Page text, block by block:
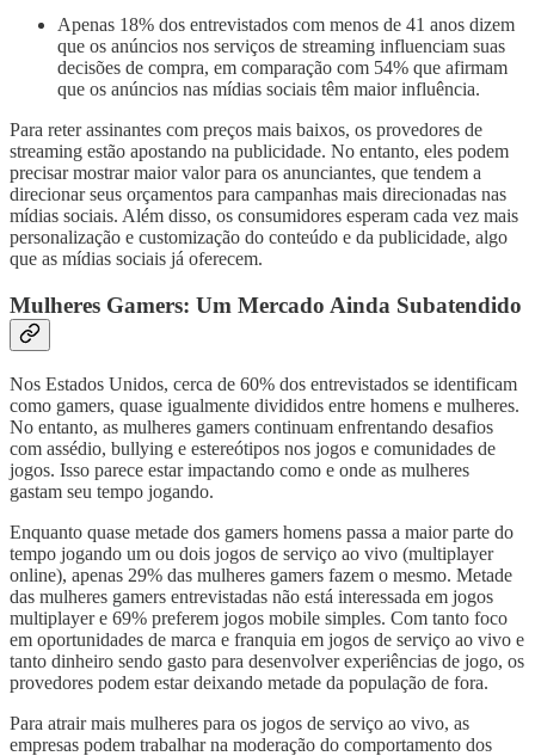
Apenas 18% dos entrevistados com menos de 41 anos dizem
que os anúncios nos serviços de streaming influenciam suas
decisões de compra, em comparação com 54% que afirmam
que os anúncios nas mídias sociais têm maior influência.
Para reter assinantes com preços mais baixos, os provedores de
streaming estão apostando na publicidade. No entanto, eles podem
precisar mostrar maior valor para os anunciantes, que tendem a
direcionar seus orçamentos para campanhas mais direcionadas nas
mídias sociais. Além disso, os consumidores esperam cada vez mais
personalização e customização do conteúdo e da publicidade, algo
que as mídias sociais já oferecem.
Mulheres Gamers: Um Mercado Ainda Subatendido
Nos Estados Unidos, cerca de 60% dos entrevistados se identificam
como gamers, quase igualmente divididos entre homens e mulheres.
No entanto, as mulheres gamers continuam enfrentando desafios
com assédio, bullying e estereótipos nos jogos e comunidades de
jogos. Isso parece estar impactando como e onde as mulheres
gastam seu tempo jogando.
Enquanto quase metade dos gamers homens passa a maior parte do
tempo jogando um ou dois jogos de serviço ao vivo (multiplayer
online), apenas 29% das mulheres gamers fazem o mesmo. Metade
das mulheres gamers entrevistadas não está interessada em jogos
multiplayer e 69% preferem jogos mobile simples. Com tanto foco
em oportunidades de marca e franquia em jogos de serviço ao vivo e
tanto dinheiro sendo gasto para desenvolver experiências de jogo, os
provedores podem estar deixando metade da população de fora.
Para atrair mais mulheres para os jogos de serviço ao vivo, as
empresas podem trabalhar na moderação do comportamento dos